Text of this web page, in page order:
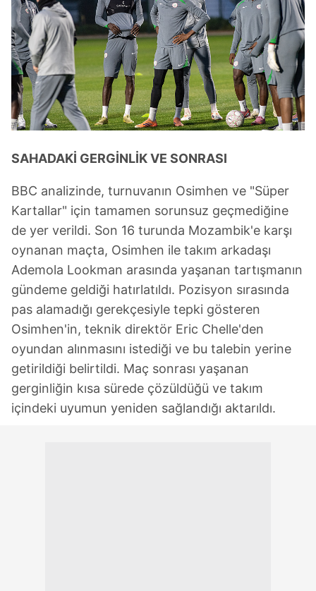
SAHADAKİ GERGİNLİK VE SONRASI
BBC analizinde, turnuvanın Osimhen ve "Süper
Kartallar" için tamamen sorunsuz geçmediğine
de yer verildi. Son 16 turunda Mozambik'e karşı
oynanan maçta, Osimhen ile takım arkadaşı
Ademola Lookman arasında yaşanan tartışmanın
gündeme geldiği hatırlatıldı. Pozisyon sırasında
pas alamadığı gerekçesiyle tepki gösteren
Osimhen'in, teknik direktör Eric Chelle'den
oyundan alınmasını istediği ve bu talebin yerine
getirildiği belirtildi. Maç sonrası yaşanan
gerginliğin kısa sürede çözüldüğü ve takım
içindeki uyumun yeniden sağlandığı aktarıldı.